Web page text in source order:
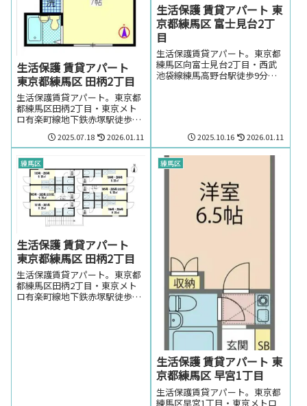
生活保護 賃貸アパート
東京都練馬区 田柄2丁目
生活保護賃貸アパート。東京都
都練馬区田柄2丁目・東京メト
ロ有楽町線地下鉄赤塚駅徒歩10
分の生活保護の方でも賃貸可能
な賃貸アパート。東京都都練馬
区田柄2丁目・東京メトロ有楽
町線地下鉄赤塚駅周辺のお部屋
を探しの方はお気軽にお問い合
わせください。
2025.07.18 2026.01.11
生活保護 賃貸アパート 東
京都練馬区 富士見台2丁
目
生活保護賃貸アパート。東京都
練馬区向富士見台2丁目・西武
池袋線練馬高野台駅徒歩9分の
屋をお探しの方はお気軽にお問
い合わせください。
2025.10.16 2026.01.11
練馬区
生活保護 賃貸アパート
東京都練馬区 田柄2丁目
生活保護賃貸アパート。東京都
都練馬区田柄2丁目・東京メト
ロ有楽町線地下鉄赤塚駅徒歩9
練馬区
生活保護 賃貸アパート 東
京都練馬区 早宮1丁目
生活保護賃貸アパート。東京都
練馬区早宮1丁目・東京メトロ